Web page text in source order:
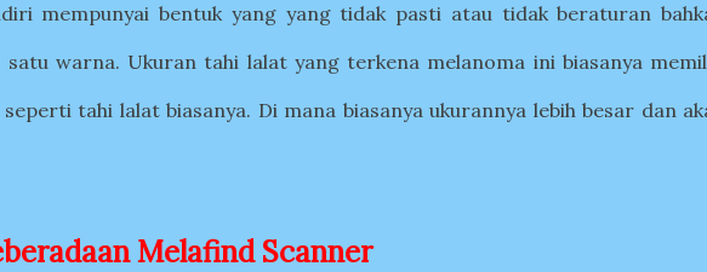
mempunyai bentuk yang yang tidak pasti atau tidak beraturan
satu warna. Ukuran tahi lalat yang terkena melanoma ini biasanya
tahi lalat biasanya. Di mana biasanya ukurannya lebih besar dan
Melafind Scanner